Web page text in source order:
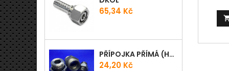
Cena
65,34 Kč
PŘÍPOJKA PŘÍMÁ (HRDLO) GES - WD
Cena
24,20 Kč